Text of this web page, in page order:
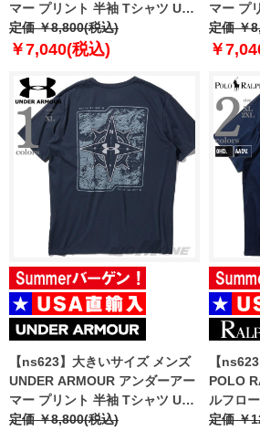
マー プリント 半袖 Tシャツ USA
直輸入 1389463-001
定価 ￥8,800(税込)
￥7,040(税込)
マー プ
直輸入
定価 ￥
￥
【ns623】大きいサイズ メンズ
UNDER ARMOUR アンダーアー
マー プリント 半袖 Tシャツ USA
直輸入 1390224-044
定価 ￥8,800(税込)
【
POLO
ルフロ
半袖 T
定価 ￥